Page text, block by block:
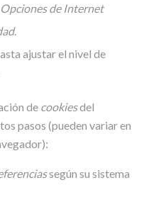
Opciones de Internet
.
ajustar el nivel de
de cookiesdel
pasos (pueden variar en
según su sistema